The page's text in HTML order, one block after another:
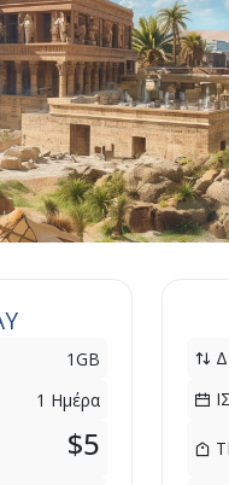
1GB
1 Ημέρα
$5